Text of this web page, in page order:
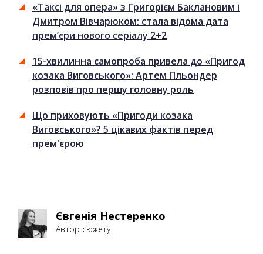
«Таксі для опера» з Григорієм Баклановим і
Дмитром Вівчарюком: стала відома дата
прем’єри нового серіалу 2+2
15-хвилинна самопроба привела до «Пригод
козака Виговського»: Артем Пльондер
розповів про першу головну роль
Що приховують «Пригоди козака
Виговського»? 5 цікавих фактів перед
прем'єрою
Євгенія Нестеренко
Автор сюжету